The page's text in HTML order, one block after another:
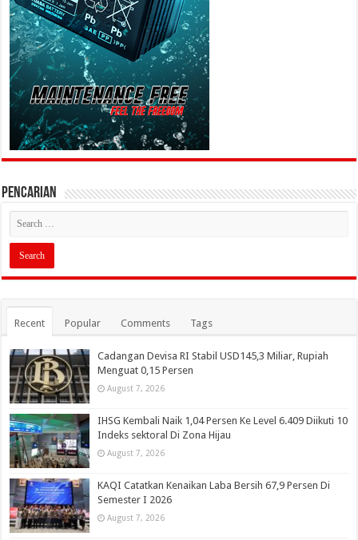
PENCARIAN
Recent Popular Comments Tags
Cadangan Devisa RI Stabil USD145,3 Miliar, Rupiah
Menguat 0,15 Persen
August 7, 2026
IHSG Kembali Naik 1,04 Persen Ke Level 6.409 Diikuti 10
Indeks sektoral Di Zona Hijau
August 7, 2026
KAQI Catatkan Kenaikan Laba Bersih 67,9 Persen Di
Semester I 2026
August 7, 2026